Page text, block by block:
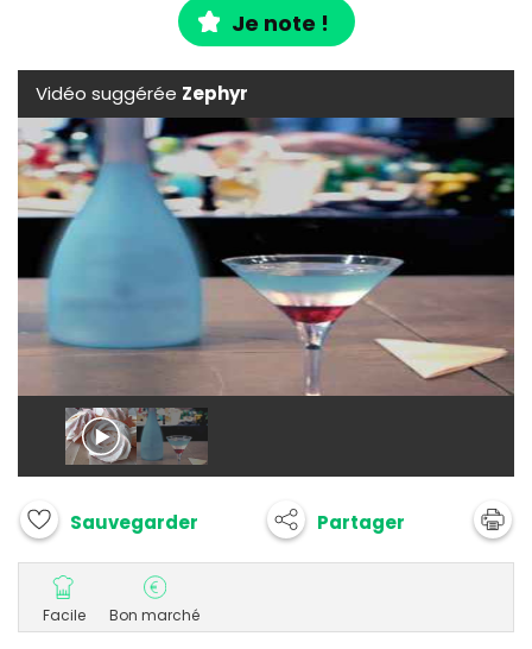
Je note !
Vidéo suggérée Zephyr
Sauvegarder Partager
Facile Bon marché